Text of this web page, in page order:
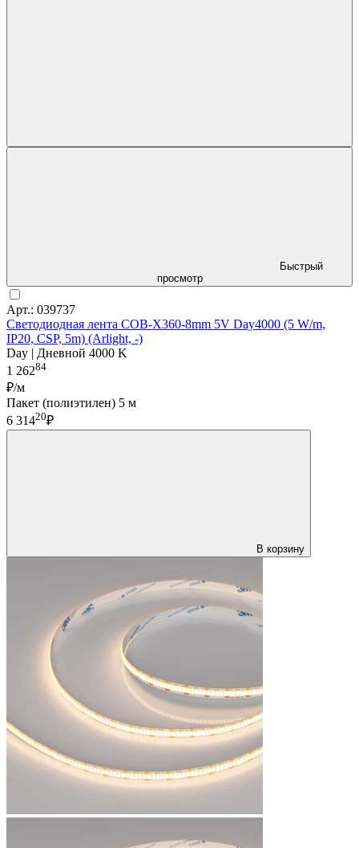
Быстрый
просмотр
Арт.: 039737
Светодиодная лента COB-X360-8mm 5V Day4000 (5 W/m,
IP20, CSP, 5m) (Arlight, -)
Day | Дневной 4000 K
1 26284
₽/м
Пакет (полиэтилен) 5 м
6 31420₽
В корзину